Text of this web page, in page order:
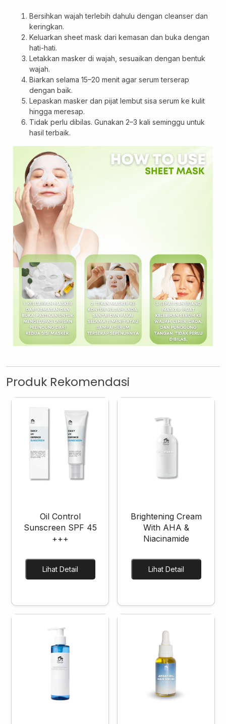
Bersihkan wajah terlebih dahulu dengan cleanser dan
keringkan.
Keluarkan sheet mask dari kemasan dan buka dengan
hati-hati.
Letakkan masker di wajah, sesuaikan dengan bentuk
wajah.
Biarkan selama 15–20 menit agar serum terserap
dengan baik.
Lepaskan masker dan pijat lembut sisa serum ke kulit
hingga meresap.
Tidak perlu dibilas. Gunakan 2–3 kali seminggu untuk
hasil terbaik.
Produk Rekomendasi
Oil Control
Sunscreen SPF 45
+++
Lihat Detail
Brightening Cream
With AHA &
Niacinamide
Lihat Detail